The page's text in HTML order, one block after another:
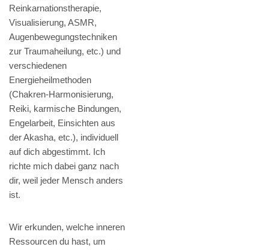
Reinkarnationstherapie,
Visualisierung, ASMR,
Augenbewegungstechniken
zur Traumaheilung, etc.) und
verschiedenen
Energieheilmethoden
(Chakren-Harmonisierung,
Reiki, karmische Bindungen,
Engelarbeit, Einsichten aus
der Akasha, etc.), individuell
auf dich abgestimmt. Ich
richte mich dabei ganz nach
dir, weil jeder Mensch anders
ist.
Wir erkunden, welche inneren
Ressourcen du hast, um